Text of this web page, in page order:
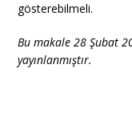
gösterebilmeli.
Bu makale 28 Şubat
yayınlanmıştır.